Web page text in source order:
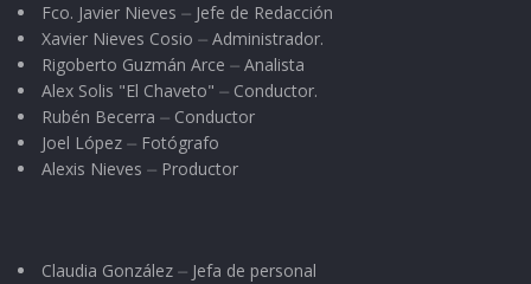
Fco. Javier Nieves ⏤ Jefe de Redacción
Xavier Nieves Cosio ⏤ Administrador.
Rigoberto Guzmán Arce ⏤ Analista
Alex Solis "El Chaveto" ⏤ Conductor.
Rubén Becerra ⏤ Conductor
Joel López ⏤ Fotógrafo
Alexis Nieves ⏤ Productor
Claudia González ⏤ Jefa de personal